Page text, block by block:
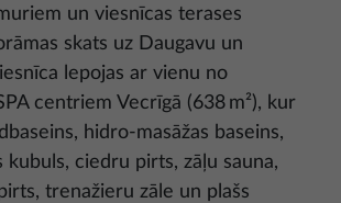
un viesnīcas terases
skats uz Daugavu un
lepojas ar vienu no
centriem Vecrīgā (638 m²), kur
hidro-masāžas baseins,
kubuls, ciedru pirts, zāļu sauna,
trenažieru zāle un plašs